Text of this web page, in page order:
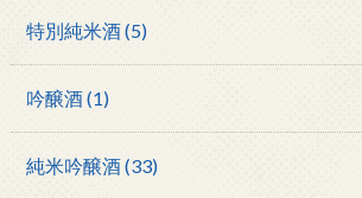
特別純米酒(5)
吟醸酒(1)
純米吟醸酒(33)